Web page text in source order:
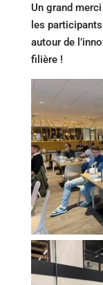
Un grand
les
autour de
filière !